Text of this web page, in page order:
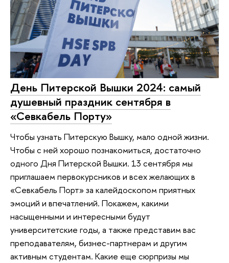
День Питерской Вышки 2024: самый
душевный праздник сентября в
«Севкабель Порту»
Чтобы узнать Питерскую Вышку, мало одной жизни.
Чтобы с ней хорошо познакомиться, достаточно
одного Дня Питерской Вышки. 13 сентября мы
приглашаем первокурсников и всех желающих в
«Севкабель Порт» за калейдоскопом приятных
эмоций и впечатлений. Покажем, какими
насыщенными и интересными будут
университетские годы, а также представим вас
преподавателям, бизнес-партнерам и другим
активным студентам. Какие еще сюрпризы мы